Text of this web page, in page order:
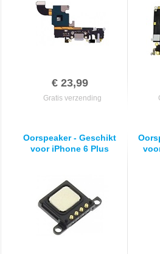
€ 23,99
Gratis verzending
Oorspeaker - Geschikt
voor iPhone 6 Plus